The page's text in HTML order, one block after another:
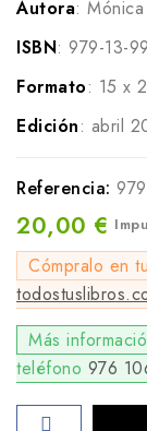
Autora:
ISBN: 979-13-
Formato: 15 x
Edición: abril
Referencia:
20,00 €
Cómpralo en tu
Más
teléfono 976